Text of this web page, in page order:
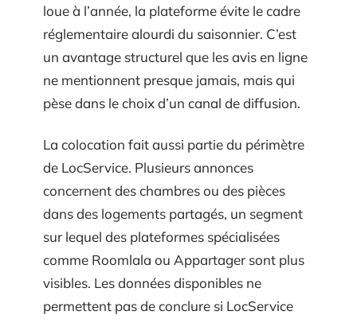
loue à l’année, la plateforme évite le cadre
réglementaire alourdi du saisonnier. C’est
un avantage structurel que les avis en ligne
ne mentionnent presque jamais, mais qui
pèse dans le choix d’un canal de diffusion.
La colocation fait aussi partie du périmètre
de LocService. Plusieurs annonces
concernent des chambres ou des pièces
dans des logements partagés, un segment
sur lequel des plateformes spécialisées
comme Roomlala ou Appartager sont plus
visibles. Les données disponibles ne
permettent pas de conclure si LocService